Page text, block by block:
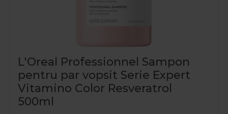
L'Oreal Professionnel Sampon
pentru par vopsit Serie Expert
Vitamino Color Resveratrol
500ml